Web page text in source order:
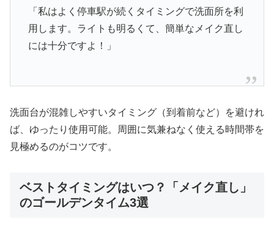
「私はよく停車駅が続くタイミングで洗面所を利
用します。ライトも明るくて、簡単なメイク直し
には十分ですよ！」
洗面台が混雑しやすいタイミング（到着前など）を避けれ
ば、ゆったり使用可能。周囲に気兼ねなく使える時間帯を
見極めるのがコツです。
ベストタイミングはいつ？「メイク直し」
のゴールデンタイム3選